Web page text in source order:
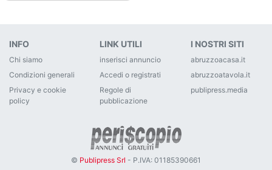
INFO
Chi siamo
Condizioni generali
Privacy e cookie
policy
LINK UTILI
inserisci annuncio
Accedi o registrati
Regole di
pubblicazione
I NOSTRI SITI
abruzzoacasa.it
abruzzoatavola.it
publipress.media
© Publipress Srl - P.IVA: 01185390661